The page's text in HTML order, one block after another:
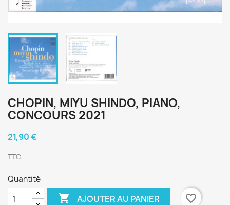
CHOPIN, MIYU SHINDO, PIANO,
CONCOURS 2021
21,90 €
TTC
Quantité
 AJOUTER AU PANIER favorite_border